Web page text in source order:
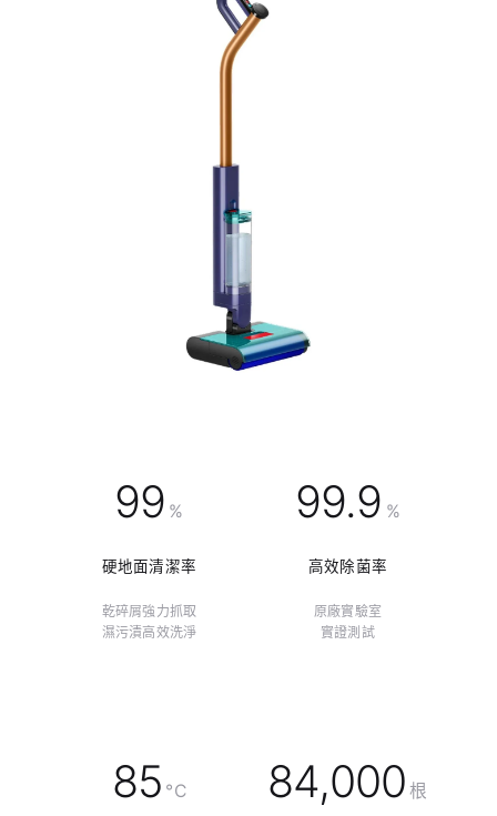
99 %
硬地面清潔率
乾碎屑強力抓取
濕污漬高效洗淨
99.9 %
高效除菌率
原廠實驗室
實證測試
85 °C 84,000 根